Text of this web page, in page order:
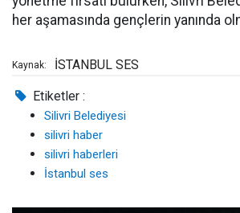
her aşamasında gençlerin yanında
Kaynak: İSTANBUL SES
Etiketler :
Silivri Belediyesi
silivri haber
silivri haberleri
İstanbul ses